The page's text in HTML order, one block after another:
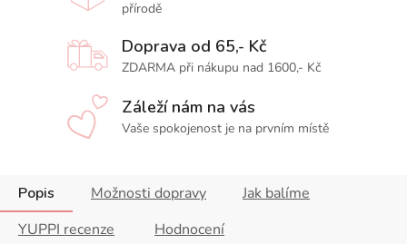
přírodě
Doprava od 65,- Kč
ZDARMA při nákupu nad 1600,- Kč
Záleží nám na vás
Vaše spokojenost je na prvním místě
Popis Možnosti dopravy
Jak balíme
YUPPI recenze
Hodnocení